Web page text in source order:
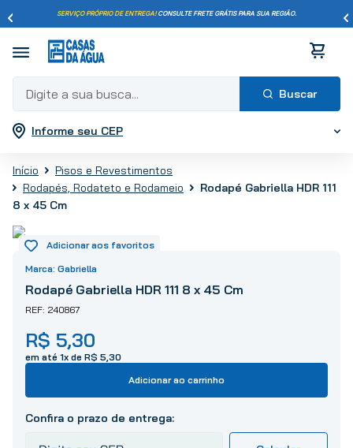
SERVIÇO PRÓPRIO DE ENTREGA!CONSULTE FRETE GRÁTIS PARA SUA REGIÃO.
Digite a sua busca...
Informe seu CEP
Pisos e Revestimentos
Rodapés, Rodateto e Rodameio
Rodapé Gabriella HDR 111
8 x 45 Cm
Gabriella
Rodapé Gabriella HDR 111 8 x 45 Cm
240867
R$ 5,30
em até 1x de R$ 5 30
Adicionar ao carrinho
Termos mais buscados
2º
porcelanato
3º
piso
5
º
vaso sanitário
6º
chuveiro
7º
cimento
8º
torneira
9º
telha
10º tinta